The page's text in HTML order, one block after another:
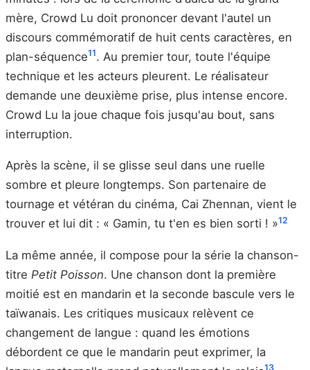
mère, Crowd Lu doit prononcer devant l'autel un
discours commémoratif de huit cents caractères, en
plan-séquence11. Au premier tour, toute l'équipe
technique et les acteurs pleurent. Le réalisateur
demande une deuxième prise, plus intense encore.
Crowd Lu la joue chaque fois jusqu'au bout, sans
interruption.
Après la scène, il se glisse seul dans une ruelle
sombre et pleure longtemps. Son partenaire de
tournage et vétéran du cinéma, Cai Zhennan, vient le
trouver et lui dit : « Gamin, tu t'en es bien sorti ! »12
La même année, il compose pour la série la chanson-
titre Petit Poisson. Une chanson dont la première
moitié est en mandarin et la seconde bascule vers le
taïwanais. Les critiques musicaux relèvent ce
changement de langue : quand les émotions
débordent ce que le mandarin peut exprimer, la
13